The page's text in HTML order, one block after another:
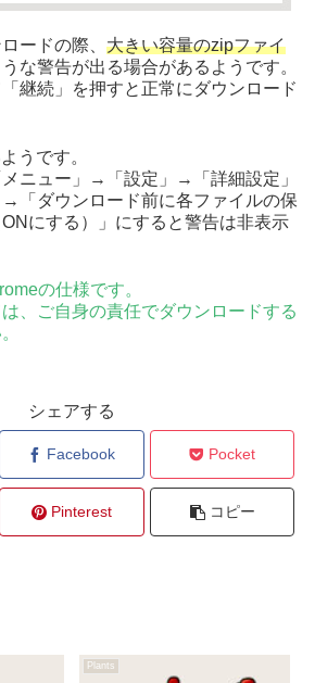
ードの際、 大きい容量のzipファイ
な警告が出る場合があるようです。
継続」を押すと正常にダウンロード
うです。
ニュー」→「設定」→「詳細設定」
「ダウンロード前に各ファイルの保
にする）」にすると警告は非表示
の仕様です。
、ご自身の責任でダウンロードする
シェアする
Facebook Pocket
Pinterest コピー
Plants